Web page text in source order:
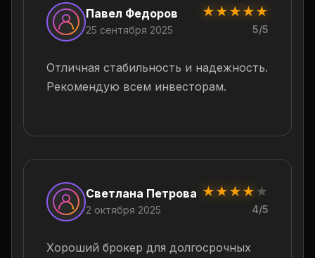
Павел Федоров
25 сентября 2025
★★★★★
5/5
Отличная стабильность и надежность.
Рекомендую всем инвесторам.
Светлана Петрова
2 октября 2025
★★★★★
4/5
Хороший брокер для долгосрочных